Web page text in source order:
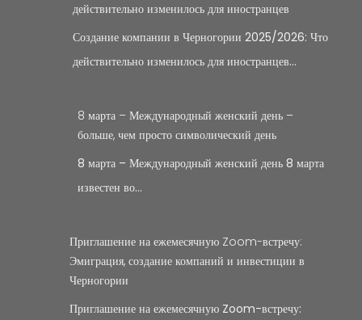
действительно изменилось для иностранцев
Создание компании в Черногории 2025/2026: Что
действительно изменилось для иностранцев…
8 марта – Международный женский день –
больше, чем просто символический день
8 марта – Международный женский день 8 марта
известен во…
Приглашение на ежемесячную Zoom-встречу:
Эмиграция, создание компаний и инвестиции в
Черногории
Приглашение на ежемесячную Zoom-встречу: